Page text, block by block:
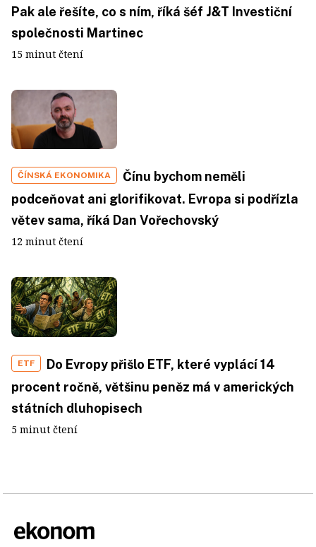
Pak ale řešíte, co s ním, říká šéf J&T Investiční
společnosti Martinec
15 minut čtení
ČÍNSKÁ EKONOMIKA
Čínu bychom neměli
podceňovat ani glorifikovat. Evropa si podřízla
větev sama, říká Dan Vořechovský
12 minut čtení
ETF
Do Evropy přišlo ETF, které vyplácí 14
procent ročně, většinu peněz má v amerických
státních dluhopisech
5 minut čtení